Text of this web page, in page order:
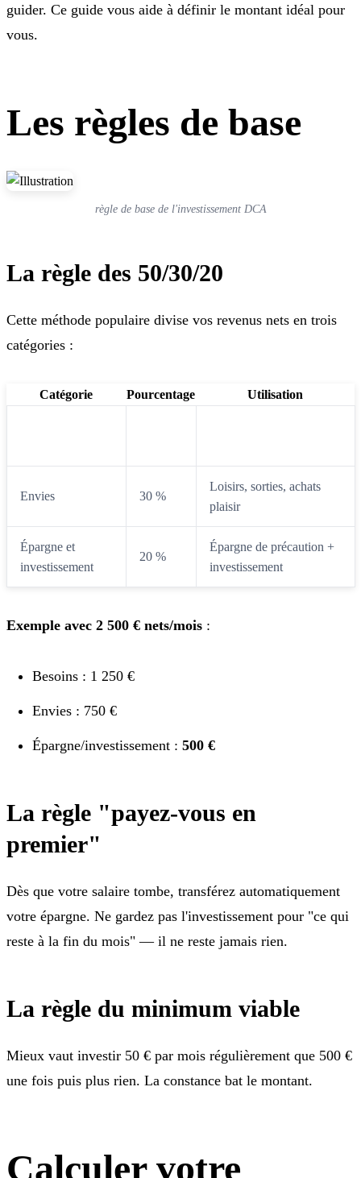
guider. Ce guide vous aide à définir le montant idéal pour
vous.
Les règles de base
règle de base de l'investissement DCA
La règle des 50/30/20
Cette méthode populaire divise vos revenus nets en trois
catégories :
Catégorie Pourcentage Utilisation
Envies 30 %
Loisirs, sorties, achats
plaisir
Épargne et
investissement
20 %
Épargne de précaution +
investissement
Exemple avec 2 500 € nets/mois :
Besoins : 1 250 €
Envies : 750 €
Épargne/investissement : 500 €
La règle "payez-vous en
premier"
Dès que votre salaire tombe, transférez automatiquement
votre épargne. Ne gardez pas l'investissement pour "ce qui
reste à la fin du mois" — il ne reste jamais rien.
La règle du minimum viable
Mieux vaut investir 50 € par mois régulièrement que 500 €
une fois puis plus rien. La constance bat le montant.
Calculer votre